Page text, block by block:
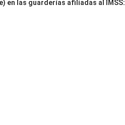
en las guarderías afiliadas al IMSS: